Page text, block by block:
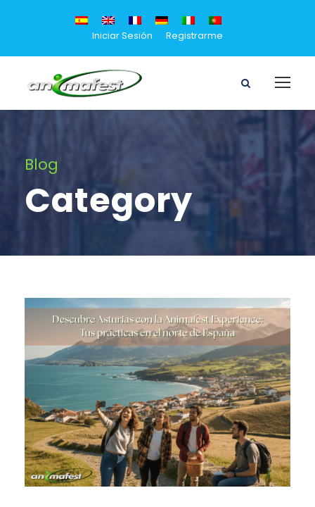
Iniciar Sesión Registrarme
Blog
Category